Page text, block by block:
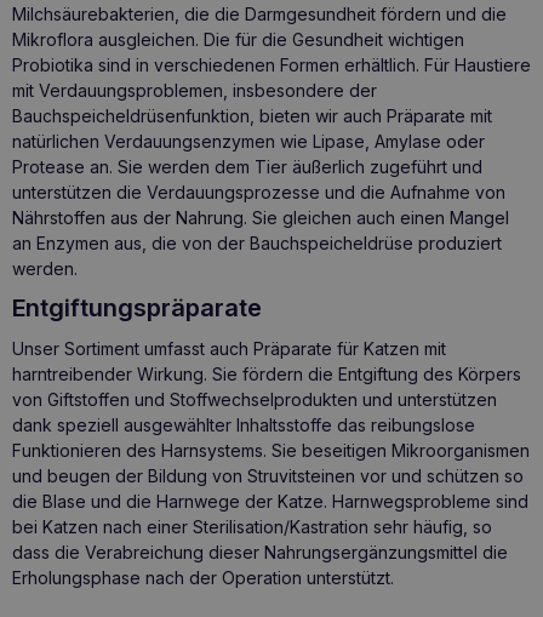
Milchsäurebakterien, die die Darmgesundheit fördern und die
Mikroflora ausgleichen. Die für die Gesundheit wichtigen
Probiotika sind in verschiedenen Formen erhältlich. Für Haustiere
mit Verdauungsproblemen, insbesondere der
Bauchspeicheldrüsenfunktion, bieten wir auch Präparate mit
natürlichen Verdauungsenzymen wie Lipase, Amylase oder
Protease an. Sie werden dem Tier äußerlich zugeführt und
unterstützen die Verdauungsprozesse und die Aufnahme von
Nährstoffen aus der Nahrung. Sie gleichen auch einen Mangel
an Enzymen aus, die von der Bauchspeicheldrüse produziert
werden.
Entgiftungspräparate
Unser Sortiment umfasst auch Präparate für Katzen mit
harntreibender Wirkung. Sie fördern die Entgiftung des Körpers
von Giftstoffen und Stoffwechselprodukten und unterstützen
dank speziell ausgewählter Inhaltsstoffe das reibungslose
Funktionieren des Harnsystems. Sie beseitigen Mikroorganismen
und beugen der Bildung von Struvitsteinen vor und schützen so
die Blase und die Harnwege der Katze. Harnwegsprobleme sind
bei Katzen nach einer Sterilisation/Kastration sehr häufig, so
dass die Verabreichung dieser Nahrungsergänzungsmittel die
Erholungsphase nach der Operation unterstützt.